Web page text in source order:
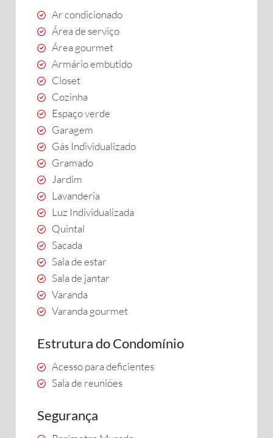
Ar condicionado
Área de serviço
Área gourmet
Armário embutido
Closet
Cozinha
Espaço verde
Garagem
Gás Individualizado
Gramado
Jardim
Lavanderia
Luz Individualizada
Quintal
Sacada
Sala de estar
Sala de jantar
Varanda
Varanda gourmet
Estrutura do Condomínio
Acesso para deficientes
Sala de reuniões
Segurança